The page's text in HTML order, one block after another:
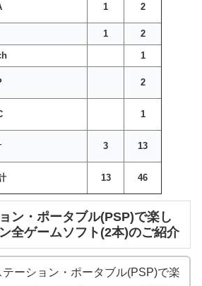
1 2
1 2
1
2
1
3 13
13 46
ン・ポータブル(PSP)で楽し
全ゲームソフト(2本)のご紹介
テーション・ポータブル(PSP)で楽